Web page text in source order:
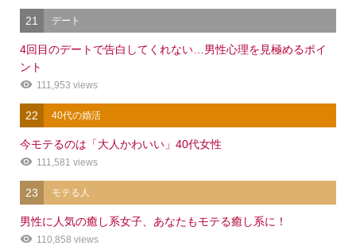
21 デート
4回目のデートで告白してくれない…男性心理を見極めるポイ
ント
111,953 views
22 40代の婚活
今モテるのは「大人かわいい」40代女性
111,581 views
23 モテる人
男性に人気の癒し系女子、あなたもモテる癒し系に！
110,858 views